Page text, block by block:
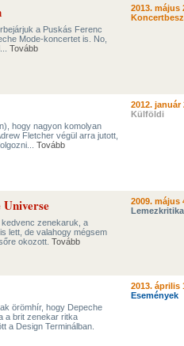
a Puskás Ferenc
Mode-koncertet is. No,
Tovább
2013. május
hogy nagyon komolyan
Fletcher végül arra jutott,
Tovább
2012. január
Külföldi
Universe
kedvenc zenekaruk, a
lett, de valahogy mégsem
okozott. Tovább
2009. május
Lemezkritika
örömhír, hogy Depeche
a brit zenekar ritka
a Design Terminálban.
2013. április
Események